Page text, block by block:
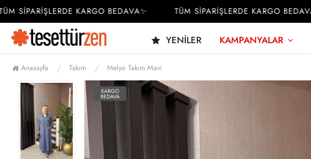
KARGO BEDAVA✨ TÜM SİPARİŞLERDE KARGO BEDAVA✨
YENILER KAMPANYALAR
Anasayfa Takım Melyo Takım Mavi
KARGO
BEDAVA